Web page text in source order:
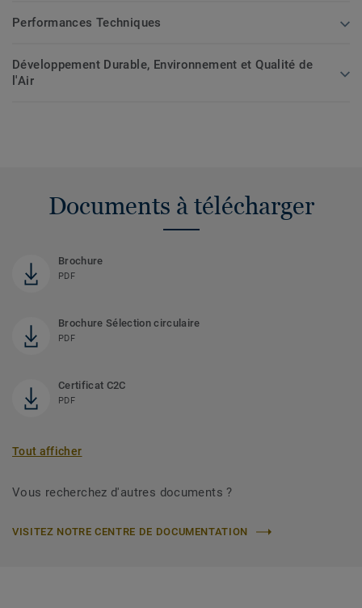
Performances Techniques
Développement Durable, Environnement et Qualité de
l'Air
Documents à télécharger
Brochure
PDF
Brochure Sélection circulaire
PDF
Certificat C2C
PDF
Tout afficher
Vous recherchez d'autres documents ?
VISITEZ NOTRE CENTRE DE DOCUMENTATION